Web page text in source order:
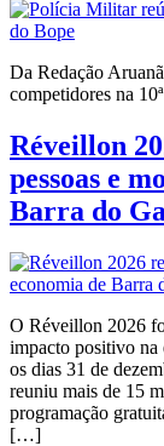
Da Redação
competidores na
Réveillon
pessoas e
Barra do
O Réveillon 2026
impacto positivo na
os dias 31 de
reuniu mais de 15
programação
[…]